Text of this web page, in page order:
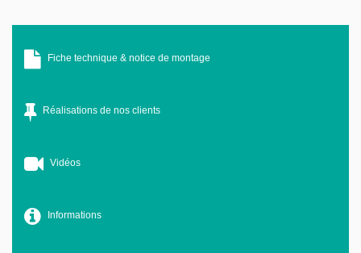
Fiche technique & notice de montage
Réalisations de nos clients
Vidéos
Informations